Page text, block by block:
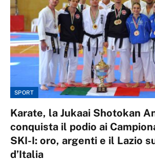
SPORT
Karate, la Jukaai Shotokan
conquista il podio ai
SKI-I: oro, argenti e il Lazio
d’Italia